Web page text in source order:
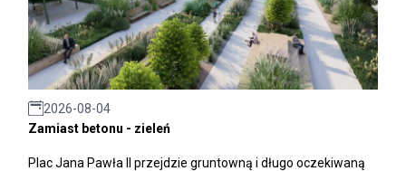
2026-08-04
Zamiast betonu - zieleń
Plac Jana Pawła II przejdzie gruntowną i długo oczekiwaną